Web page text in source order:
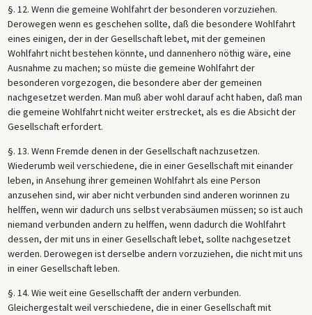
§. 12. Wenn die gemeine Wohlfahrt der besonderen vorzuziehen.
Derowegen wenn es geschehen sollte, daß die besondere Wohlfahrt
eines einigen, der in der Gesellschaft lebet, mit der gemeinen
Wohlfahrt nicht bestehen könnte, und dannenhero nöthig wäre, eine
Ausnahme zu machen; so müste die gemeine Wohlfahrt der
besonderen vorgezogen, die besondere aber der gemeinen
nachgesetzet werden. Man muß aber wohl darauf acht haben, daß man
die gemeine Wohlfahrt nicht weiter erstrecket, als es die Absicht der
Gesellschaft erfordert.
§. 13. Wenn Fremde denen in der Gesellschaft nachzusetzen.
Wiederumb weil verschiedene, die in einer Gesellschaft mit einander
leben, in Ansehung ihrer gemeinen Wohlfahrt als eine Person
anzusehen sind, wir aber nicht verbunden sind anderen worinnen zu
helffen, wenn wir dadurch uns selbst verabsäumen müssen; so ist auch
niemand verbunden andern zu helffen, wenn dadurch die Wohlfahrt
dessen, der mit uns in einer Gesellschaft lebet, sollte nachgesetzet
werden. Derowegen ist derselbe andern vorzuziehen, die nicht mit uns
in einer Gesellschaft leben.
§. 14. Wie weit eine Gesellschafft der andern verbunden.
Gleichergestalt weil verschiedene, die in einer Gesellschaft mit